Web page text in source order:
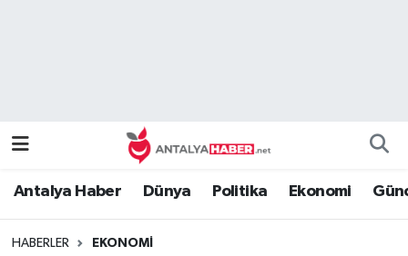
Antalya Haber Dünya Politika Ekonomi
HABERLER EKONOMI
Namaz Vakitleri